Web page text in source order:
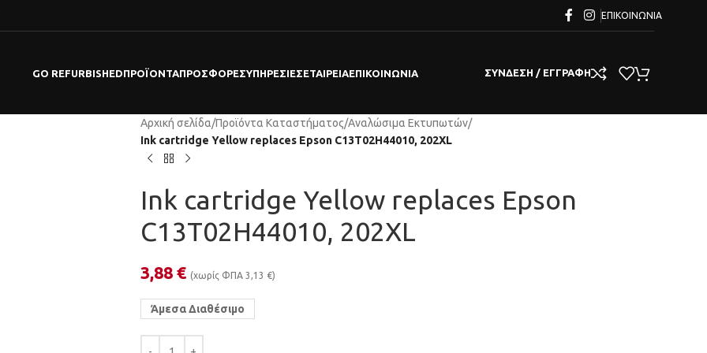
ΕΠΙΚΟΙΝΩΝΊΑ
GO REFURBISHEDΠΡΟΪΌΝΤΑΠΡΟΣΦΟΡΕΣΥΠΗΡΕΣΊΕΣΕΤΑΙΡΕΊΑΕΠΙΚΟΙΝΩΝΊΑ ΣΎΝΔΕΣΗ / ΕΓΓΡΑΦΉ
Αρχική σελίδα/Προϊόντα Καταστήματος/Αναλώσιμα Εκτυπωτών/
Ink cartridge Yellow replaces Epson C13T02H44010, 202XL
Ink cartridge Yellow replaces Epson
C13T02H44010, 202XL
3,88 € (χωρίς ΦΠΑ 3,13 €)
Άμεσα Διαθέσιμο